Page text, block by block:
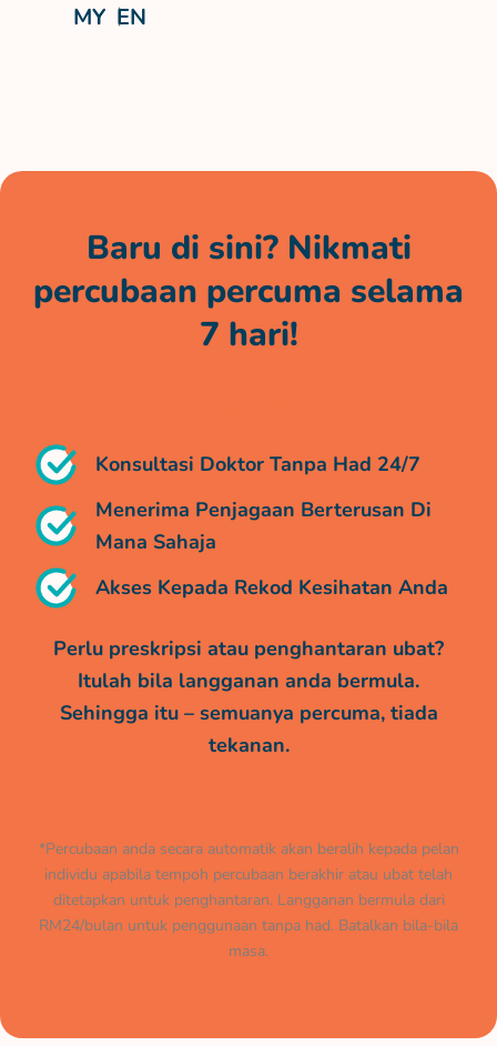
MY EN
Baru di sini? Nikmati
percubaan percuma selama
7 hari!
Konsultasi Doktor Tanpa Had 24/7
Menerima Penjagaan Berterusan Di
Mana Sahaja
Akses Kepada Rekod Kesihatan Anda
Perlu preskripsi atau penghantaran ubat?
Itulah bila langganan anda bermula.
Sehingga itu – semuanya percuma, tiada
tekanan.
*Percubaan anda secara automatik akan beralih kepada pelan
individu apabila tempoh percubaan berakhir atau ubat telah
ditetapkan untuk penghantaran. Langganan bermula dari
RM24/bulan untuk penggunaan tanpa had. Batalkan bila-bila
masa.